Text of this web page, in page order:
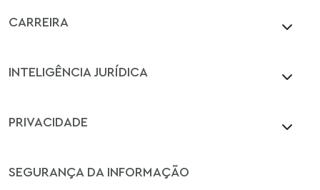
CARREIRA
INTELIGÊNCIA JURÍDICA
PRIVACIDADE
SEGURANÇA DA INFORMAÇÃO